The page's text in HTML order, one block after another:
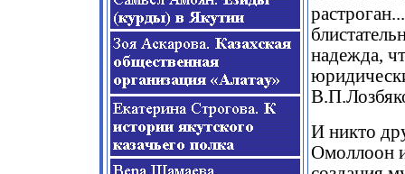
надежда,
И никто
Омоллоон